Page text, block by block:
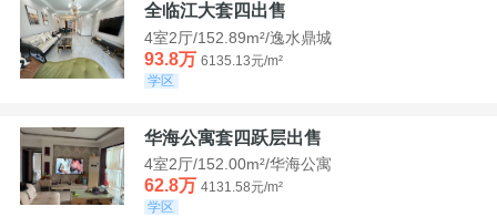
全临江大套四出售
4室2厅/152.89m²/逸水鼎城
93.8万 6135.13元/m²
学区
华海公寓套四跃层出售
4室2厅/152.00m²/华海公寓
62.8万 4131.58元/m²
学区